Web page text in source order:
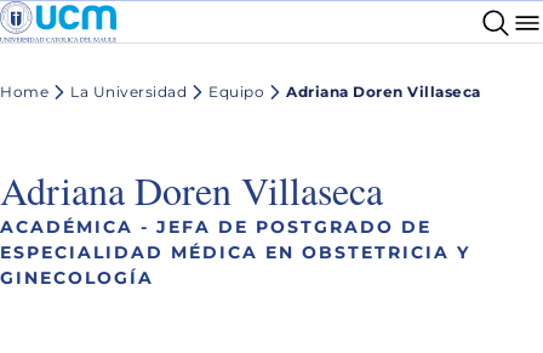
Home La Universidad Equipo Adriana Doren Villaseca
Adriana Doren Villaseca
ACADÉMICA - JEFA DE POSTGRADO DE
ESPECIALIDAD MÉDICA EN OBSTETRICIA Y
GINECOLOGÍA